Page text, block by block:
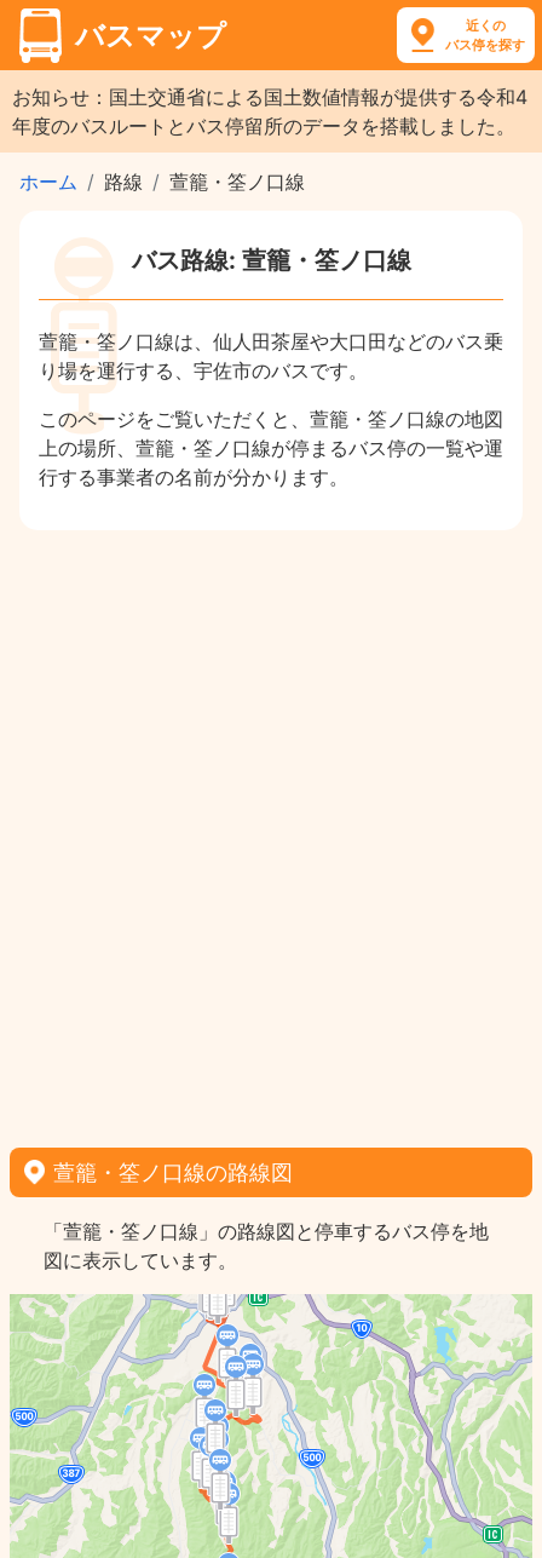
バスマップ
近くの
バス停を探す
お知らせ：国土交通省による国土数値情報が提供する令和4
年度のバスルートとバス停留所のデータを搭載しました。
ホーム 路線 萱籠・筌ノ口線
バス路線: 萱籠・筌ノ口線
萱籠・筌ノ口線は、仙人田茶屋や大口田などのバス乗
り場を運行する、宇佐市のバスです。
このページをご覧いただくと、萱籠・筌ノ口線の地図
上の場所、萱籠・筌ノ口線が停まるバス停の一覧や運
行する事業者の名前が分かります。
萱籠・筌ノ口線の路線図
「萱籠・筌ノ口線」の路線図と停車するバス停を地
図に表示しています。